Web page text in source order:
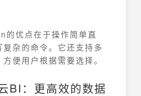
的优点在于操作简单直
杂的命令。它还支持多
便用户根据需要选择。
BI：更高效的数据